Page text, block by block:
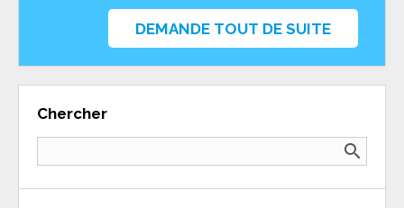
Chercher
search
DEMANDE TOUT DE SUITE